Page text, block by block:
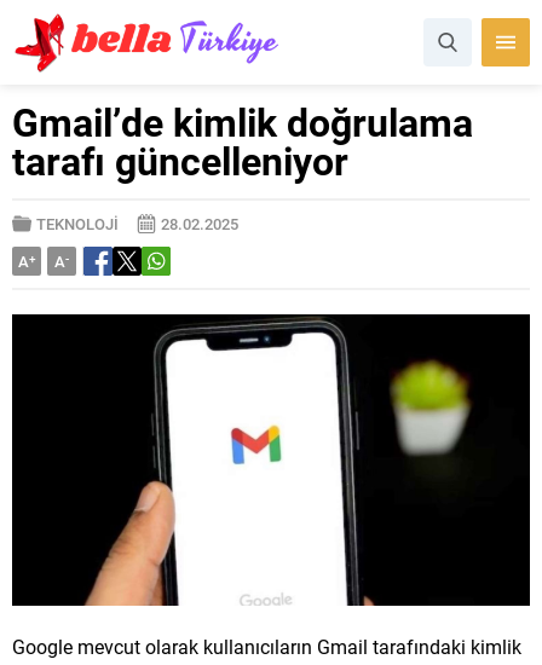
Gmail’de kimlik doğrulama
tarafı güncelleniyor
TEKNOLOJİ
28.02.2025
A+ A-
Google mevcut olarak kullanıcıların Gmail tarafındaki kimlik